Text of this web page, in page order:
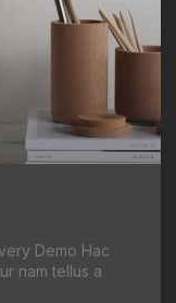
Demo Hac
nam tellus a